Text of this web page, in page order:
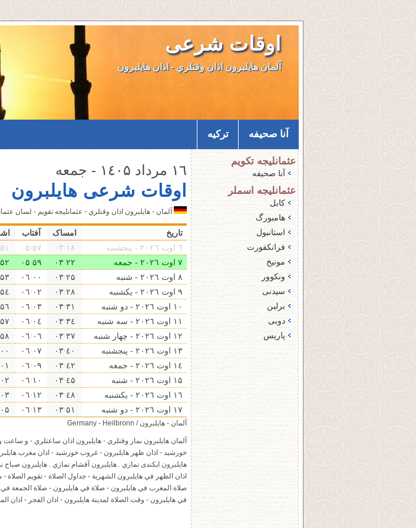
اوقات شرعی
آلمان هایلبرون اذان وقتلري - اذان هایلبرون
آنا صحيفه ترکیه
عثمانليجه تكويم
آنا صحيفه
عثمانليجه اسملر
کابل
هامبورگ
استانبول
فرانکفورت
مونیخ
ونکوور
سیدنی
برلین
دوبی‌
پاریس
۱٦ مرداد ۱٤۰۵ - جمعه
اوقات شرعی هایلبرون
آلمان - هایلبرون اذان وقتلري - عثمانليجه تقویم - لسان
تاريخ امساک آفتاب
٦ اوت ۲۰۲٦ - پنجشنبه
۱٨ ۰۳ ۵٧ ۰۵ ۵۱ ۰٦
٧ اوت ۲۰۲٦ - جمعه
۲۲ ۰۳ ۵٩ ۰۵ ۵۲ ۰٦
٨ اوت ۲۰۲٦ - شنبه
۲۵ ۰۳ ۰۰ ۰٦ ۵۳ ۰٦
٩ اوت ۲۰۲٦ - یکشنبه
۲٨ ۰۳ ۰۲ ۰٦ ۵٤ ۰٦
۱۰ اوت ۲۰۲٦ - دو شنبه
۳۱ ۰۳ ۰۳ ۰٦ ۵٦ ۰٦
۱۱ اوت ۲۰۲٦ - سه‌ شنبه
۳٤ ۰۳ ۰٤ ۰٦ ۵٧ ۰٦
۱۲ اوت ۲۰۲٦ - چهار شنبه
۳٧ ۰۳ ۰٦ ۰٦ ۵٨ ۰٦
۱۳ اوت ۲۰۲٦ - پنجشنبه
٤۰ ۰۳ ۰٧ ۰٦ ۰۰ ۰٧
۱٤ اوت ۲۰۲٦ - جمعه
٤۲ ۰۳ ۰٩ ۰٦ ۰۱ ۰٧
۱۵ اوت ۲۰۲٦ - شنبه
٤۵ ۰۳ ۱۰ ۰٦ ۰۲ ۰٧
۱٦ اوت ۲۰۲٦ - یکشنبه
٤٨ ۰۳ ۱۲ ۰٦ ۰۳ ۰٧
۱٧ اوت ۲۰۲٦ - دو شنبه
۵۱ ۰۳ ۱۳ ۰٦ ۰۵ ۰٧
آلمان - هایلبرون / Germany - Heilbronn
آلمان هایلبرون نماز وقتلري - هایلبرون اذان ساعتلري - و
خورشید - اذان ظهر هایلبرون - غروب خورشید - اذان مغرب
هایلبرون ايكندى نمازي . هایلبرون آقشام نمازي . هایلبرون
اذان الظهر في هایلبرون الشهرية - جداول الصلاة - تقويم الصلاة
صلاة المغرب في هایلبرون - صلاة في هایلبرون - صلاة الجمعة في
في هایلبرون - وقت الصلاة لمدينة هایلبرون - اذان الفجر - اذان